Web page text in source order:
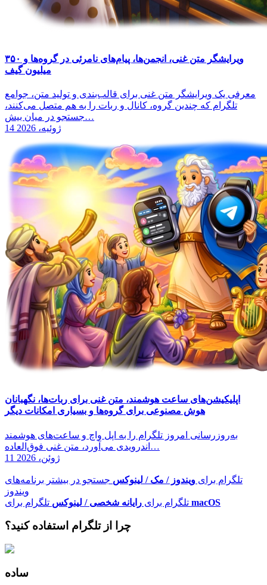
ویرایشگر متن غنی، انجمن‌ها، پیام‌های نامرئی در گروه‌ها و ۳۵۰
میلیون گیف
معرفی یک ویرایشگر متن غنی برای قالب‌بندی و تولید متن، جوامع
تلگرام که چندین گروه، کانال و ربات را به هم متصل می‌کنند،
جستجو در میان بیش…
14 ژوئیه، 2026
اپلیکیشن‌های ساعت هوشمند، متن غنی برای ربات‌ها، نگهبانان
هوش مصنوعی برای گروه‌ها و بسیاری امکانات دیگر
به‌روزرسانی امروز تلگرام را به اپل واچ و ساعت‌های هوشمند
اندرویدی می‌آورد، متن غنی فوق‌العاده…
11 ژوئن، 2026
تلگرام برای ویندوز / مک / لینوکس جستجو در بیشتر برنامه‌های
ویندوز
تلگرام برای ‏رایانه شخصی / لینوکس macOS
چرا از تلگرام استفاده کنید؟
ساده